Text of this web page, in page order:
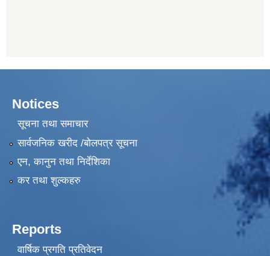
Notices
सूचना तथा समाचार
सार्वजनिक खरीद /बोलपत्र सूचना
एन, कानुन तथा निर्देशिका
कर तथा शुल्कहरु
Reports
वार्षिक प्रगति प्रतिवेदन